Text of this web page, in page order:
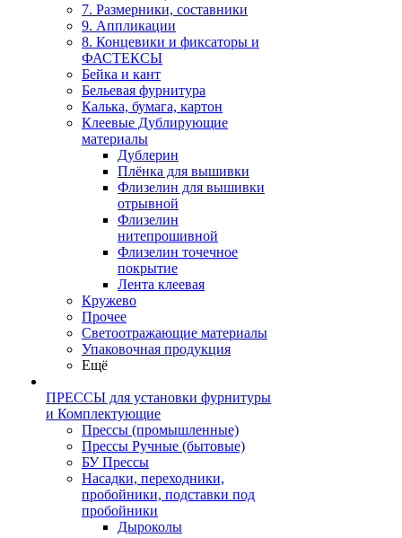
7. Размерники, составники
9. Аппликации
8. Концевики и фиксаторы и
ФАСТЕКСЫ
Бейка и кант
Бельевая фурнитура
Калька, бумага, картон
Клеевые Дублирующие
материалы
Дублерин
Плёнка для вышивки
Флизелин для вышивки
отрывной
Флизелин
нитепрошивной
Флизелин точечное
покрытие
Лента клеевая
Кружево
Прочее
Светоотражающие материалы
Упаковочная продукция
Ещё
ПРЕССЫ для установки фурнитуры
и Комплектующие
Прессы (промышленные)
Прессы Ручные (бытовые)
БУ Прессы
Насадки, переходники,
пробойники, подставки под
пробойники
Дыроколы